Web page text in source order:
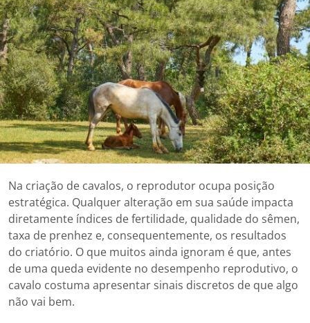
Na criação de cavalos, o reprodutor ocupa posição
estratégica. Qualquer alteração em sua saúde impacta
diretamente índices de fertilidade, qualidade do sêmen,
taxa de prenhez e, consequentemente, os resultados
do criatório. O que muitos ainda ignoram é que, antes
de uma queda evidente no desempenho reprodutivo, o
cavalo costuma apresentar sinais discretos de que algo
não vai bem.